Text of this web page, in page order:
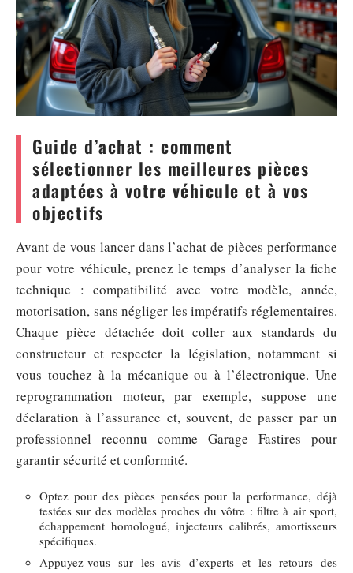
Guide d’achat : comment
sélectionner les meilleures pièces
adaptées à votre véhicule et à vos
objectifs
Avant de vous lancer dans l’achat de pièces performance
pour votre véhicule, prenez le temps d’analyser la fiche
technique : compatibilité avec votre modèle, année,
motorisation, sans négliger les impératifs réglementaires.
Chaque pièce détachée doit coller aux standards du
constructeur et respecter la législation, notamment si
vous touchez à la mécanique ou à l’électronique. Une
reprogrammation moteur, par exemple, suppose une
déclaration à l’assurance et, souvent, de passer par un
professionnel reconnu comme Garage Fastires pour
garantir sécurité et conformité.
Optez pour des pièces pensées pour la performance, déjà
testées sur des modèles proches du vôtre : filtre à air sport,
échappement homologué, injecteurs calibrés, amortisseurs
spécifiques.
Appuyez-vous sur les avis d’experts et les retours des